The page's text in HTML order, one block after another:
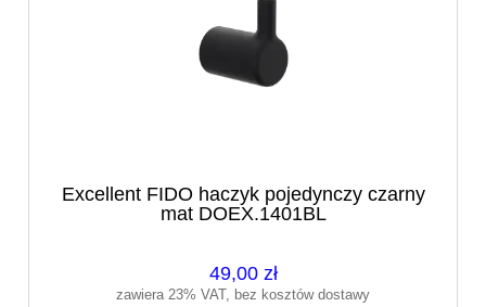
Excellent FIDO haczyk pojedynczy czarny
mat DOEX.1401BL
49,00 zł
zawiera 23% VAT, bez kosztów dostawy